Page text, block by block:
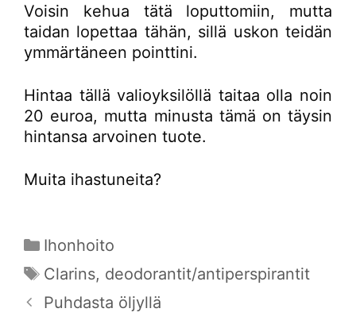
Voisin kehua tätä loputtomiin, mutta
taidan lopettaa tähän, sillä uskon teidän
ymmärtäneen pointtini.
Hintaa tällä valioyksilöllä taitaa olla noin
20 euroa, mutta minusta tämä on täysin
hintansa arvoinen tuote.
Muita ihastuneita?
Kategoriat
Ihonhoito
Avainsanat
Clarins, deodorantit/antiperspirantit
Puhdasta öljyllä